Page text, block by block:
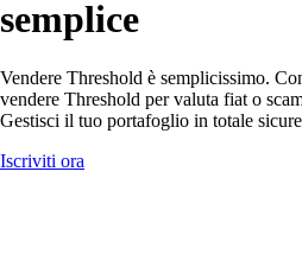
semplice
Vendere Threshold è semplicissimo.
vendere Threshold per valuta fiat o
Gestisci il tuo portafoglio in totale
Iscriviti ora